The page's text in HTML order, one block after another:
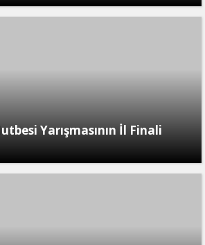
Yarışmasının İl Finali